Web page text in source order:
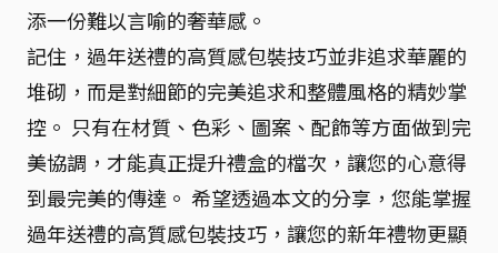
添一份難以言喻的奢華感。
記住，過年送禮的高質感包裝技巧並非追求華麗的
堆砌，而是對細節的完美追求和整體風格的精妙掌
控。 只有在材質、色彩、圖案、配飾等方面做到完
美協調，才能真正提升禮盒的檔次，讓您的心意得
到最完美的傳達。 希望透過本文的分享，您能掌握
過年送禮的高質感包裝技巧，讓您的新年禮物更顯